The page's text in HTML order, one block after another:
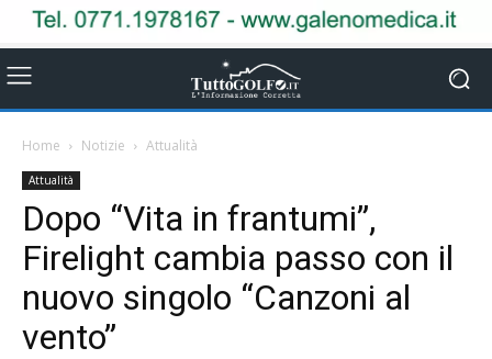
Home Notizie Attualità
Attualità
Dopo “Vita in frantumi”,
Firelight cambia passo con il
nuovo singolo “Canzoni al
vento”